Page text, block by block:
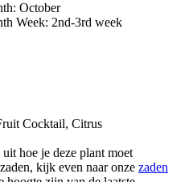
October
Week: 2nd-3rd week
Cocktail, Citrus
hoe je deze plant moet
kijk even naar onze zaden